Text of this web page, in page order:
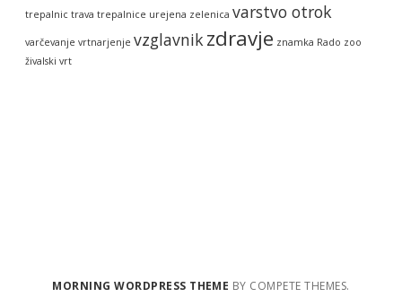
trepalnic trava trepalnice urejena zelenica varstvo otrok
varčevanje vrtnarjenje vzglavnikzdravje znamka Rado zoo
živalski vrt
MORNING WORDPRESS THEME BY COMPETE THEMES.